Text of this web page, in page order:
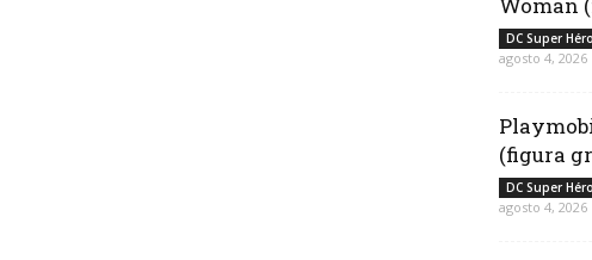
Woman
DC Super
agosto 4, 2026
(figura
DC Super
agosto 4, 2026